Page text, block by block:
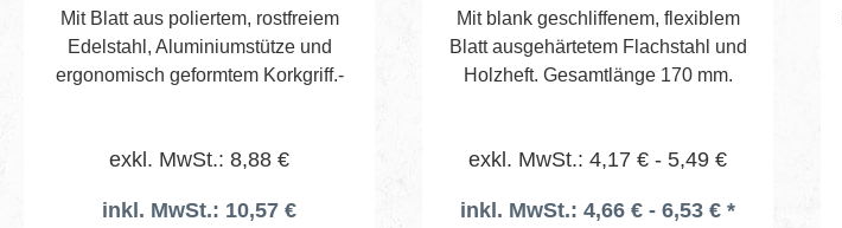
Mit Blatt aus poliertem, rostfreiem
Edelstahl, Aluminiumstütze und
ergonomisch geformtem Korkgriff.-
exkl. MwSt.: 8,88 €
inkl. MwSt.: 10,57 €
Mit blank geschliffenem, flexiblem
Blatt ausgehärtetem Flachstahl und
Holzheft. Gesamtlänge 170 mm.
exkl. MwSt.: 4,17 € - 5,49 €
inkl. MwSt.: 4,66 € - 6,53 € *